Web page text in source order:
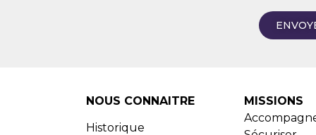
NOUS CONNAITRE
Historique
MISSIONS